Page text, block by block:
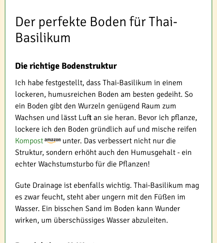
Der perfekte Boden für Thai-
Basilikum
Die richtige Bodenstruktur
Ich habe festgestellt, dass Thai-Basilikum in einem
lockeren, humusreichen Boden am besten gedeiht. So
ein Boden gibt den Wurzeln genügend Raum zum
Wachsen und lässt Luft an sie heran. Bevor ich pflanze,
lockere ich den Boden gründlich auf und mische reifen
Kompost
unter. Das verbessert nicht nur die
Struktur, sondern erhöht auch den Humusgehalt - ein
echter Wachstumsturbo für die Pflanzen!
Gute Drainage ist ebenfalls wichtig. Thai-Basilikum mag
es zwar feucht, steht aber ungern mit den Füßen im
Wasser. Ein bisschen Sand im Boden kann Wunder
wirken, um überschüssiges Wasser abzuleiten.